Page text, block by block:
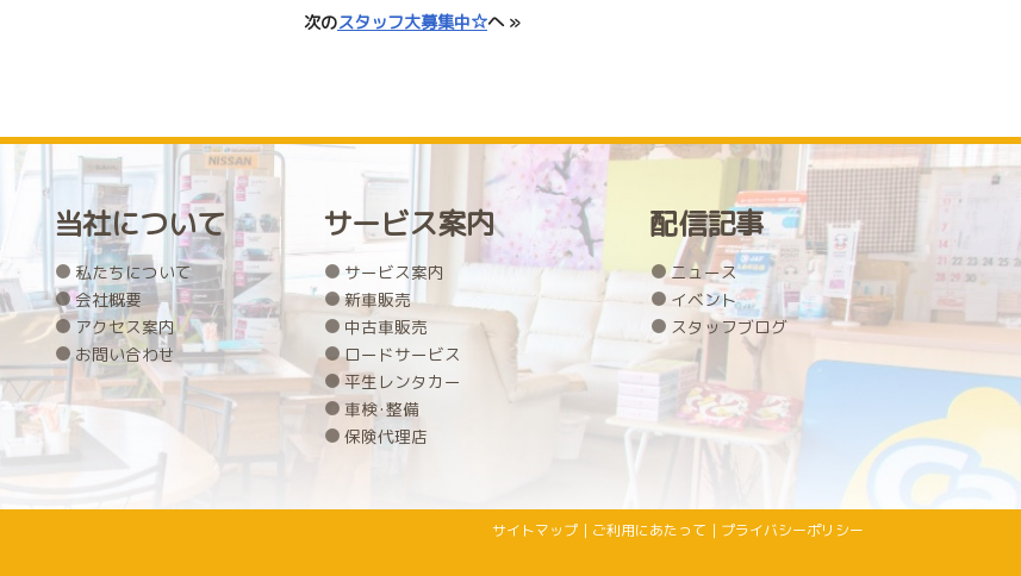
次のスタッフ大募集中☆へ »
当社について
私たちについて
会社概要
アクセス案内
お問い合わせ
サービス案内
サービス案内
新車販売
中古車販売
ロードサービス
平生レンタカー
車検･整備
保険代理店
配信記事
ニュース
イベント
スタッフブログ
サイトマップ ｜ ご利用にあたって ｜ プライバシーポリシー